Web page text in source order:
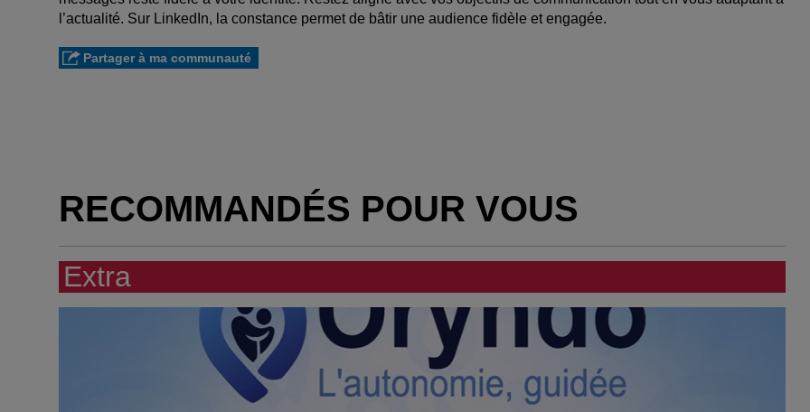
l’actualité. Sur LinkedIn, la constance permet de bâtir une audience fidèle et engagée.
Partager à ma communauté
RECOMMANDÉS POUR VOUS
Extra